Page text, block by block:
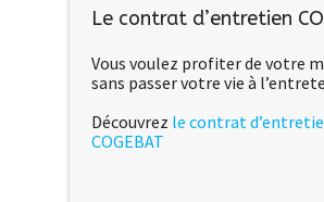
Le contrat d’entretien
Vous voulez profiter de votre
sans passer votre vie à
Découvrez le contrat
COGEBAT